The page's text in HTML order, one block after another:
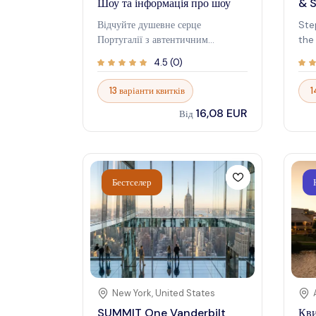
Шоу та інформація про шоу
Відчуйте душевне серце
Португалії з автентичним
що відбуваються в затишних
місцях по всьому місту,
пропонують потужний та
емоційний погляд на
португальську культуру . Коли
наповнюється передчуттям, і
починаються моторошні мелодії,
приготуйтеся бути зворушеними
сирими емоціями та артистизмом
Фаду. Відчуйте пристрасть, саудаде
(туга) та яскравий дух Лісабона ,
які оживають через музику.
4.5 (0)
13 варіанти квитків
Від 16,08 EUR
&
the
of
the
Бестселер
New York, United States
SUMMIT One Vanderbilt